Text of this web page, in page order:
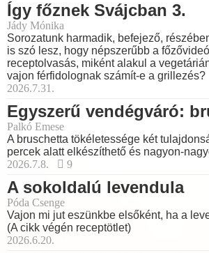
Így főznek Svájcban 3.
Jády Mónika
Sorozatunk harmadik, befejező,
is szó lesz, hogy népszerűbb a
receptolvasás, miként alakul a
vajon férfidolognak számít-e a grillezés?
2026.7.31.
Egyszerű vendégváró:
Palkó Emese
A bruschetta tökéletessége két
percek alatt elkészíthető és nagyon-
2026.7.8.
9
A sokoldalú levendula
Póda Csenge
Vajon mi jut eszünkbe elsőként, ha a
(A cikk végén receptötlet)
2026.6.20.